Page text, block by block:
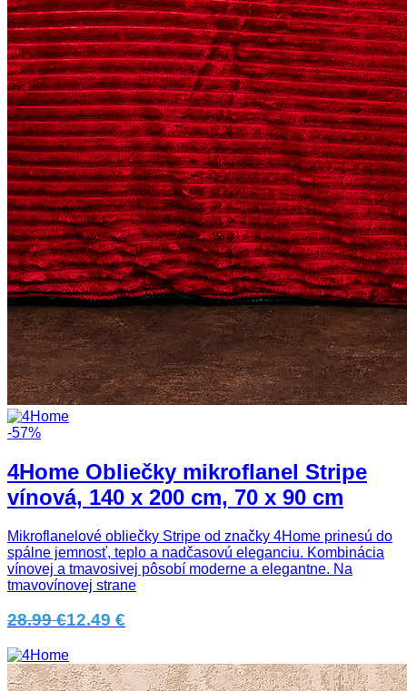
-57%
4Home Obliečky mikroflanel Stripe
vínová, 140 x 200 cm, 70 x 90 cm
Mikroflanelové obliečky Stripe od značky 4Home prinesú do
spálne jemnosť, teplo a nadčasovú eleganciu. Kombinácia
vínovej a tmavosivej pôsobí moderne a elegantne. Na
tmavovínovej strane
28.99 €12.49 €